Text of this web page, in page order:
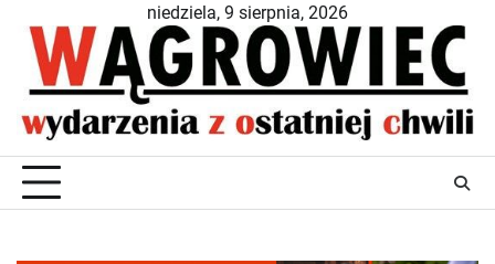
content
niedziela, 9 sierpnia, 2026